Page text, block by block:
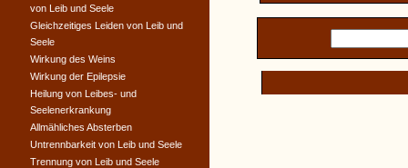
von Leib und Seele
Gleichzeitiges Leiden von Leib und
Seele
Wirkung des Weins
Wirkung der Epilepsie
Heilung von Leibes- und
Seelenerkrankung
Allmähliches Absterben
Untrennbarkeit von Leib und Seele
Trennung von Leib und Seele